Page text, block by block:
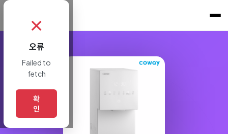
✗
오류
Failed to
fetch
확
인